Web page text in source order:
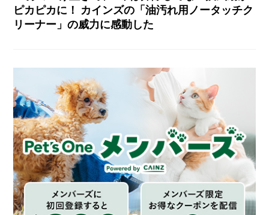
ピカピカに！ カインズの「油汚れ用ノータッチク
リーナー」の威力に感動した